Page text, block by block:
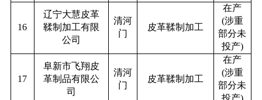
16
辽宁大慧皮革
鞣制加工有限
公司
清河
门
皮革鞣制加工
在产
(涉重
部分未
投产)
17
阜新市飞翔皮
革制品有限公
司
清河
门
皮革鞣制加工
在产
(涉重
部分未
投产)